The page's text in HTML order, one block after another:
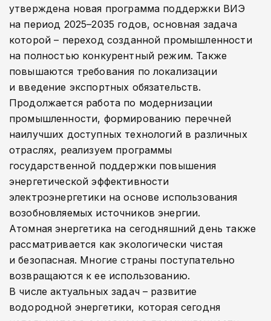
утверждена новая программа поддержки ВИЭ
на период 2025–2035 годов, основная задача
которой – переход созданной промышленности
на полностью конкурентный режим. Также
повышаются требования по локализации
и введение экспортных обязательств.
Продолжается работа по модернизации
промышленности, формированию перечней
наилучших доступных технологий в различных
отраслях, реализуем программы
государственной поддержки повышения
энергетической эффективности
электроэнергетики на основе использования
возобновляемых источников энергии.
Атомная энергетика на сегодняшний день также
рассматривается как экологически чистая
и безопасная. Многие страны поступательно
возвращаются к ее использованию.
В числе актуальных задач – развитие
водородной энергетики, которая сегодня